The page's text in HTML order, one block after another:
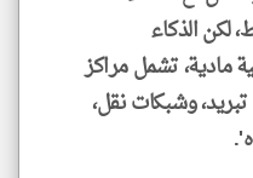
لكن الذكاء
مادية، تشمل مراكز
تبريد، وشبكات نقل،